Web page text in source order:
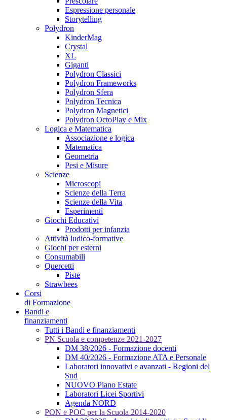
Espressione personale
Storytelling
Polydron
KinderMag
Crystal
XL
Giganti
Polydron Classici
Polydron Frameworks
Polydron Sfera
Polydron Tecnica
Polydron Magnetici
Polydron OctoPlay e Mix
Logica e Matematica
Associazione e logica
Matematica
Geometria
Pesi e Misure
Scienze
Microscopi
Scienze della Terra
Scienze della Vita
Esperimenti
Giochi Educativi
Prodotti per infanzia
Attività ludico-formative
Giochi per esterni
Consumabili
Quercetti
Piste
Strawbees
Corsi
di Formazione
Bandi e
finanziamenti
Tutti i Bandi e finanziamenti
PN Scuola e competenze 2021-2027
DM 38/2026 - Formazione docenti
DM 40/2026 - Formazione ATA e Personale
Laboratori innovativi e avanzati - Regioni del
Sud
NUOVO Piano Estate
Laboratori Licei Sportivi
Agenda NORD
PON e POC per la Scuola 2014-2020